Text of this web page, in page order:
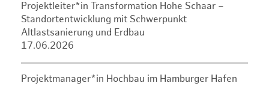
Projektleiter*in Transformation Hohe Schaar –
Standortentwicklung mit Schwerpunkt
Altlastsanierung und Erdbau
17.06.2026
Projektmanager*in Hochbau im Hamburger Hafen